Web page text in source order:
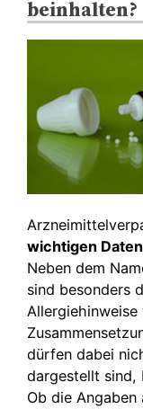
beinhalten?
wichtigen
Neben dem
sind besonders
dürfen dabei
dargestellt sind,
Ob die